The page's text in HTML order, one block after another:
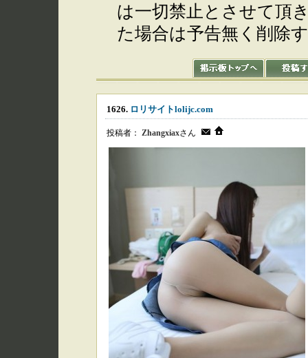
は一切禁止とさせて頂
た場合は予告無く削除
1626. ロリサイトlolijc.com
投稿者： Zhangxiaxさん